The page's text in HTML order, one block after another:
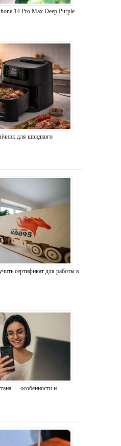
14 Pro Max Deep Purple
для швидкого
сертификат для работы в
— особенности и